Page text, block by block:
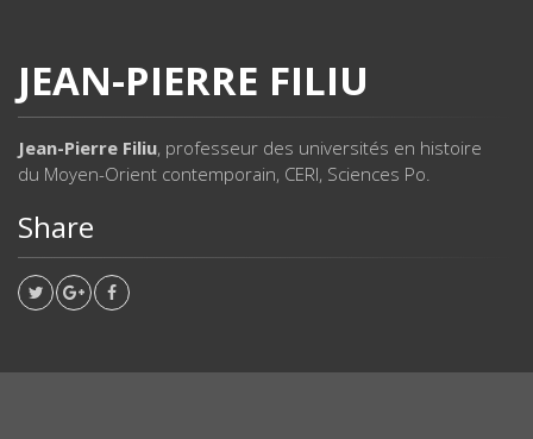
JEAN-PIERRE FILIU
Jean-Pierre Filiu, professeur des universités en histoire
du Moyen-Orient contemporain, CERI, Sciences Po.
Share